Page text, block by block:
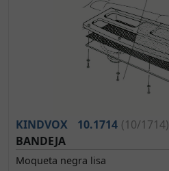
KINDVOX 10.1714 (10/1714)
BANDEJA
Moqueta negra lisa